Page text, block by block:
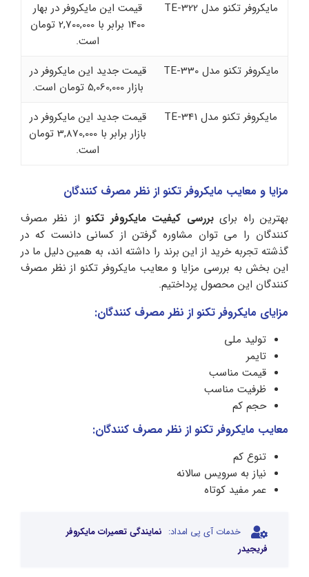
مایکروفر تکنو مدل TE-322
قیمت این مایکروفر در بهار
1400 برابر با 2,700,000 تومان
است.
مایکروفر تکنو مدل TE-330
قیمت جدید این مایکروفر در
بازار 5,060,000 تومان است.
مایکروفر تکنو مدل TE-341
قیمت جدید این مایکروفر در
بازار برابر با 3,870,000 تومان
است.
مزایا و معایب مایکروفر تکنو از نظر مصرف کنندگان
بهترین راه برایبررسی کیفیت مایکروفر تکنواز نظر مصرف
کنندگان را می توان مشاوره گرفتن از کسانی دانست که در
گذشته تجربه خرید از این برند را داشته اند، به همین دلیل ما در
این بخش به بررسی مزایا و معایب مایکروفر تکنو از نظر مصرف
کنندگان این محصول پرداختیم.
مزایای مایکروفر تکنو از نظر مصرف کنندگان:
تولید ملی
تایمر
قیمت مناسب
ظرفیت مناسب
حجم کم
معایب مایکروفر تکنو از نظر مصرف کنندگان:
تنوع کم
نیاز به سرویس سالانه
عمر مفید کوتاه
خدمات آی پی امداد: نمایندگی تعمیرات مایکروفر
فریجیدر